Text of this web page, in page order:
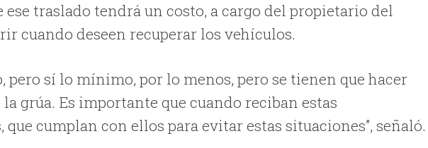
ese traslado tendrá un costo, a cargo del propietario del
cuando deseen recuperar los vehículos.
pero sí lo mínimo, por lo menos, pero se tienen que hacer
grúa. Es importante que cuando reciban estas
cumplan con ellos para evitar estas situaciones”, señaló.